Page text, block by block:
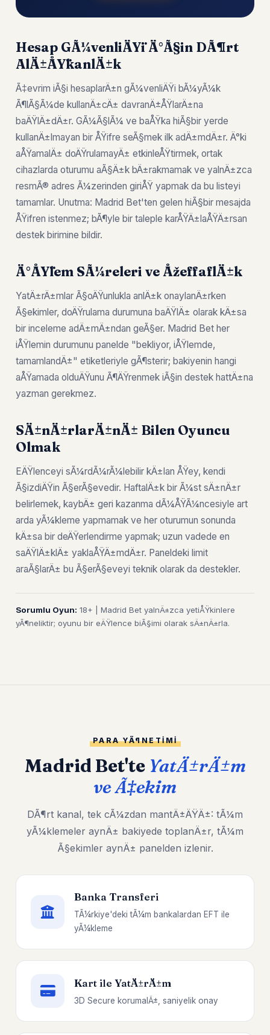
Hesap GÃ¼venliÄŸi Ä°Ã§in DÃ¶rt
AlÄ±ÅŸkanlÄ±k
Ã‡evrim iÃ§i hesaplarÄ±n gÃ¼venliÄŸi bÃ¼yÃ¼k
Ã¶lÃ§Ã¼de kullanÄ±cÄ± davranÄ±ÅŸlarÄ±na
baÄŸlÄ±dÄ±r. GÃ¼Ã§lÃ¼ ve baÅŸka hiÃ§bir yerde
kullanÄ±lmayan bir ÅŸifre seÃ§mek ilk adÄ±mdÄ±r. Ä°ki
aÅŸamalÄ± doÄŸrulamayÄ± etkinleÅŸtirmek, ortak
cihazlarda oturumu aÃ§Ä±k bÄ±rakmamak ve yalnÄ±zca
resmÃ® adres Ã¼zerinden giriÅŸ yapmak da bu listeyi
tamamlar. Unutma: Madrid Bet'ten gelen hiÃ§bir mesajda
ÅŸifren istenmez; bÃ¶yle bir taleple karÅŸÄ±laÅŸÄ±rsan
destek birimine bildir.
Ä°ÅŸlem SÃ¼releri ve ÅžeffaflÄ±k
YatÄ±rÄ±mlar Ã§oÄŸunlukla anlÄ±k onaylanÄ±rken
Ã§ekimler, doÄŸrulama durumuna baÄŸlÄ± olarak kÄ±sa
bir inceleme adÄ±mÄ±ndan geÃ§er. Madrid Bet her
iÅŸlemin durumunu panelde "bekliyor, iÅŸlemde,
tamamlandÄ±" etiketleriyle gÃ¶sterir; bakiyenin hangi
aÅŸamada olduÄŸunu Ã¶ÄŸrenmek iÃ§in destek hattÄ±na
yazman gerekmez.
SÄ±nÄ±rlarÄ±nÄ± Bilen Oyuncu
Olmak
EÄŸlenceyi sÃ¼rdÃ¼rÃ¼lebilir kÄ±lan ÅŸey, kendi
Ã§izdiÄŸin Ã§erÃ§evedir. HaftalÄ±k bir Ã¼st sÄ±nÄ±r
belirlemek, kaybÄ± geri kazanma dÃ¼ÅŸÃ¼ncesiyle art
arda yÃ¼kleme yapmamak ve her oturumun sonunda
kÄ±sa bir deÄŸerlendirme yapmak; uzun vadede en
saÄŸlÄ±klÄ± yaklaÅŸÄ±mdÄ±r. Paneldeki limit
araÃ§larÄ± bu Ã§erÃ§eveyi teknik olarak da destekler.
Sorumlu Oyun: 18+ | Madrid Bet yalnÄ±zca yetiÅŸkinlere
yÃ¶neliktir; oyunu bir eÄŸlence biÃ§imi olarak sÄ±nÄ±rla.
PARA YÃ¶NETIMI
Madrid Bet'te YatÄ±rÄ±m
ve Ã‡ekim
DÃ¶rt kanal, tek cÃ¼zdan mantÄ±ÄŸÄ±: tÃ¼m
yÃ¼klemeler aynÄ± bakiyede toplanÄ±r, tÃ¼m
Ã§ekimler aynÄ± panelden izlenir.
Banka Transferi
TÃ¼rkiye'deki tÃ¼m bankalardan EFT ile
yÃ¼kleme
Kart ile YatÄ±rÄ±m
3D Secure korumalÄ±, saniyelik onay